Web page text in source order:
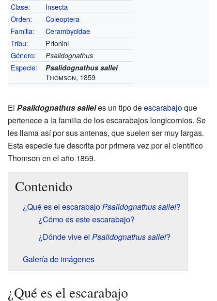
Clase:
Insecta
Orden:
Coleoptera
Familia:
Cerambycidae
Tribu:
Prionini
Género: Psalidognathus
Especie: Psalidognathus sallei
Thomson, 1859
El Psalidognathus salleies un tipo deescarabajoque
pertenece a la familia de los escarabajos longicornios. Se
les llama así por sus antenas, que suelen ser muy largas.
Esta especie fue descrita por primera vez por el científico
Thomson en el año 1859.
Contenido
¿Qué es el escarabajoPsalidognathus sallei?
¿Cómo es este escarabajo?
¿Dónde vive el Psalidognathus sallei?
Galería de imágenes
¿Qué es el escarabajo